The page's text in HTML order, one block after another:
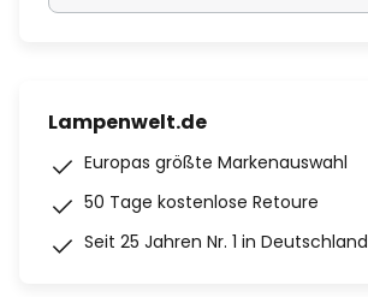
Lampenwelt.de
Europas größte Markenauswahl
50 Tage kostenlose Retoure
Seit 25 Jahren Nr. 1 in Deutschland